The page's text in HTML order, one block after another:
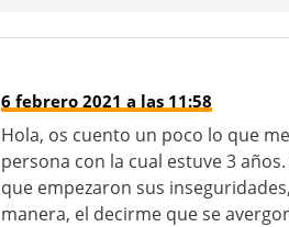
6 febrero 2021 a las 11:58
Hola, os cuento un poco lo que
persona con la cual estuve 3
que empezaron sus
manera, el decirme que se